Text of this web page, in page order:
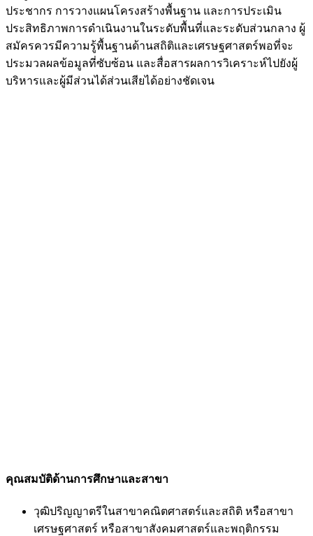
ประชากร การวางแผนโครงสร้างพื้นฐาน และการประเมิน
ประสิทธิภาพการดำเนินงานในระดับพื้นที่และระดับส่วนกลาง ผู้
สมัครควรมีความรู้พื้นฐานด้านสถิติและเศรษฐศาสตร์พอที่จะ
ประมวลผลข้อมูลที่ซับซ้อน และสื่อสารผลการวิเคราะห์ไปยังผู้
บริหารและผู้มีส่วนได้ส่วนเสียได้อย่างชัดเจน
คุณสมบัติด้านการศึกษาและสาขา
วุฒิปริญญาตรีในสาขาคณิตศาสตร์และสถิติ หรือสาขา
เศรษฐศาสตร์ หรือสาขาสังคมศาสตร์และพฤติกรรม